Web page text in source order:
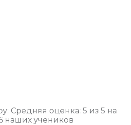
Средняя оценка: 5 из 5 на
наших учеников